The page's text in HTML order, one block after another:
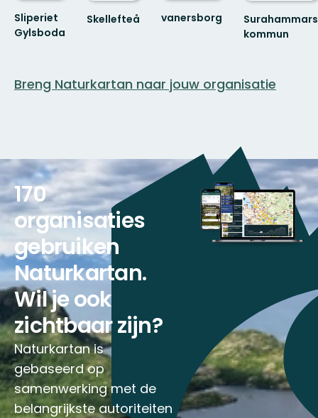
Sliperiet
Gylsboda
Gylsbodas
Skellefteå
natur!
vanersborg
Surahammars
kommun
Breng Naturkartan naar jouw organisatie
170
organisaties
gebruiken
Naturkartan.
Wil je ook
zichtbaar zijn?
Naturkartan is
gebaseerd op
samenwerking met de
belangrijkste autoriteiten